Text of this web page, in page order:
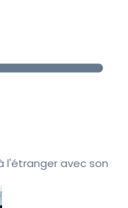
l'étranger avec son